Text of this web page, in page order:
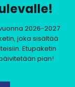
2026-2027
joka sisältää
Etupaketin
pian!